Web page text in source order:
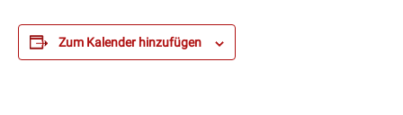
Zum Kalender hinzufügen